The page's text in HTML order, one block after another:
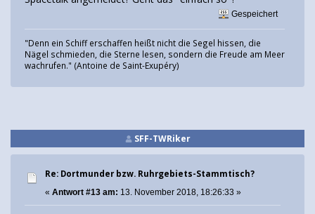
Gespeichert
"Denn ein Schiff erschaffen heißt nicht die Segel hissen, die
Nägel schmieden, die Sterne lesen, sondern die Freude am Meer
wachrufen." (Antoine de Saint-Exupéry)
SFF-TWRiker
Re: Dortmunder bzw. Ruhrgebiets-Stammtisch?
« Antwort #13 am: 13. November 2018, 18:26:33 »